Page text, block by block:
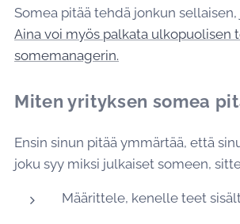
Somea pitää tehdä jonkun sellaisen,
Aina voi myös palkata ulkopuolisen
somemanagerin.
Miten yrityksen somea
Ensin sinun pitää ymmärtää, että
joku syy miksi julkaiset someen,
Määrittele, kenelle teet